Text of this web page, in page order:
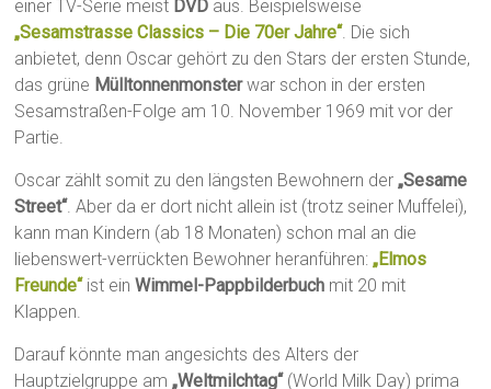
einer TV-Serie meist DVD aus. Beispielsweise
„Sesamstrasse Classics – Die 70er Jahre“. Die sich
anbietet, denn Oscar gehört zu den Stars der ersten Stunde,
das grüne Mülltonnenmonsterwar schon in der ersten
Sesamstraßen-Folge am 10. November 1969 mit vor der
Partie.
Oscar zählt somit zu den längsten Bewohnern der„Sesame
Street“. Aber da er dort nicht allein ist (trotz seiner Muffelei),
kann man Kindern (ab 18 Monaten) schon mal an die
liebenswert-verrückten Bewohner heranführen:„Elmos
Freunde“ist einWimmel-Pappbilderbuch mit 20 mit
Klappen.
Darauf könnte man angesichts des Alters der
Hauptzielgruppe am„Weltmilchtag“(World Milk Day) prima